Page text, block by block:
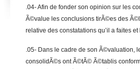
.04- Afin de fonder son opinion sur les
Ã©value les conclusions tirÃ©es des
relative des constatations qu’il a faites
.05- Dans le cadre de son Ã©valuation,
consolidÃ©s ont Ã©tÃ© Ã©tablis